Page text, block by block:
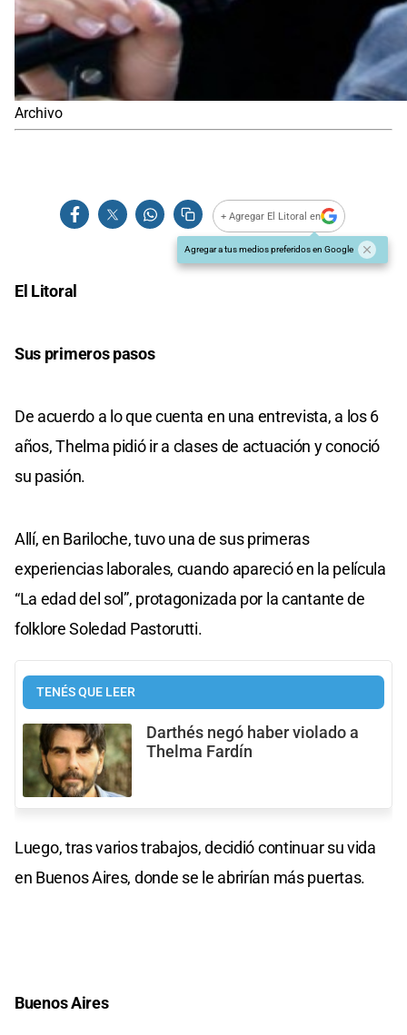
Archivo
+ Agregar El Litoral en
Agregar a tus medios preferidos en Google
El Litoral
Sus primeros pasos
De acuerdo a lo que cuenta en una entrevista, a los 6
años, Thelma pidió ir a clases de actuación y conoció
su pasión.
Allí, en Bariloche, tuvo una de sus primeras
experiencias laborales, cuando apareció en la película
“La edad del sol”, protagonizada por la cantante de
folklore Soledad Pastorutti.
TENÉS QUE LEER
Darthés negó haber violado a
Thelma Fardín
Luego, tras varios trabajos, decidió continuar su vida
en Buenos Aires, donde se le abrirían más puertas.
Buenos Aires